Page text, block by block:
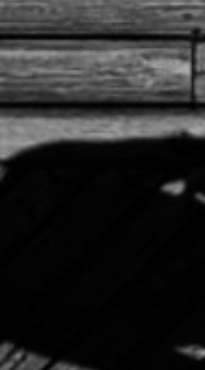
ΔΙΟΡΓΑΝΩΣΗ
Σχετικά με τον αγώνα
Διοργανώτρια αρχή
Χορηγοί
Εθελοντές
Αναμνηστικά διπλώματα
Πληροφορίες διαμονής